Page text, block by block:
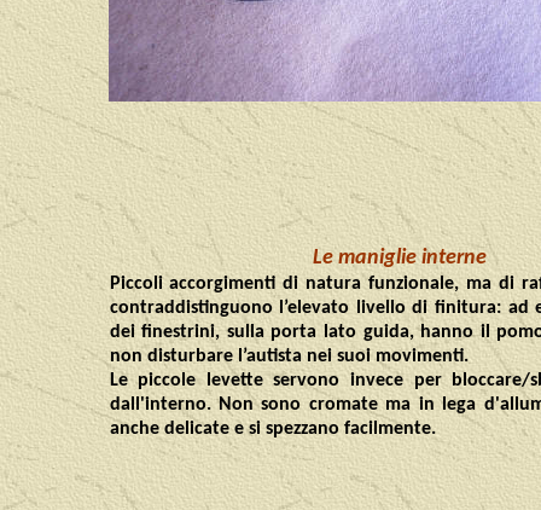
Le maniglie interne
Piccoli accorgimenti di natura funzionale, ma di
contraddistinguono l’elevato livello di finitura: ad
dei finestrini, sulla porta lato guida, hanno il
non disturbare l’autista nei suoi movimenti.
Le piccole levette servono invece per bloccare/
dall'interno. Non sono cromate ma in lega
anche delicate e si spezzano facilmente.